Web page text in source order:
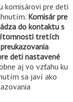
komisárovi pre deti
Komisár pre
do kontaktu s
tretích
deti nastavené
aj vo vzťahu ku
sa javí ako